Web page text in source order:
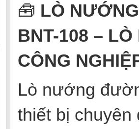
🧰 LÒ
BNT-108 –
CÔNG
Lò nướng
thiết bị